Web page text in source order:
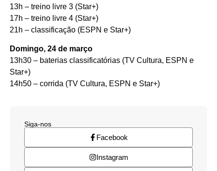
13h – treino livre 3 (Star+)
17h – treino livre 4 (Star+)
21h – classificação (ESPN e Star+)
Domingo, 24 de março
13h30 – baterias classificatórias (TV Cultura, ESPN e
Star+)
14h50 – corrida (TV Cultura, ESPN e Star+)
Siga-nos
Facebook
Instagram